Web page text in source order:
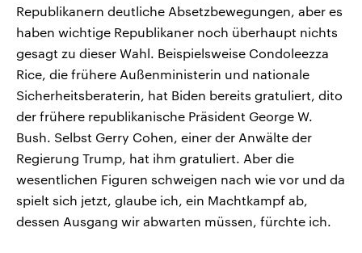
Republikanern deutliche Absetzbewegungen, aber es
haben wichtige Republikaner noch überhaupt nichts
gesagt zu dieser Wahl. Beispielsweise Condoleezza
Rice, die frühere Außenministerin und nationale
Sicherheitsberaterin, hat Biden bereits gratuliert, dito
der frühere republikanische Präsident George W.
Bush. Selbst Gerry Cohen, einer der Anwälte der
Regierung Trump, hat ihm gratuliert. Aber die
wesentlichen Figuren schweigen nach wie vor und da
spielt sich jetzt, glaube ich, ein Machtkampf ab,
dessen Ausgang wir abwarten müssen, fürchte ich.